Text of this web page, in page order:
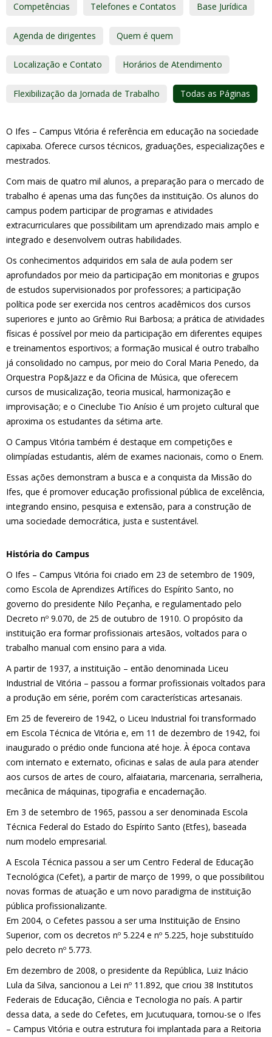
Competências Telefones e Contatos Base Jurídica
Agenda de dirigentes Quem é quem
Localização e Contato Horários de Atendimento
Flexibilização da Jornada de Trabalho Todas as Páginas
O Ifes – Campus Vitória é referência em educação na sociedade
capixaba. Oferece cursos técnicos, graduações, especializações e
mestrados.
Com mais de quatro mil alunos, a preparação para o mercado de
trabalho é apenas uma das funções da instituição. Os alunos do
campus podem participar de programas e atividades
extracurriculares que possibilitam um aprendizado mais amplo e
integrado e desenvolvem outras habilidades.
Os conhecimentos adquiridos em sala de aula podem ser
aprofundados por meio da participação em monitorias e grupos
de estudos supervisionados por professores; a participação
política pode ser exercida nos centros acadêmicos dos cursos
superiores e junto ao Grêmio Rui Barbosa; a prática de atividades
físicas é possível por meio da participação em diferentes equipes
e treinamentos esportivos; a formação musical é outro trabalho
já consolidado no campus, por meio do Coral Maria Penedo, da
Orquestra Pop&Jazz e da Oficina de Música, que oferecem
cursos de musicalização, teoria musical, harmonização e
improvisação; e o Cineclube Tio Anísio é um projeto cultural que
aproxima os estudantes da sétima arte.
O Campus Vitória também é destaque em competições e
olimpíadas estudantis, além de exames nacionais, como o Enem.
Essas ações demonstram a busca e a conquista da Missão do
Ifes, que é promover educação profissional pública de excelência,
integrando ensino, pesquisa e extensão, para a construção de
uma sociedade democrática, justa e sustentável.
História do Campus
O Ifes – Campus Vitória foi criado em 23 de setembro de 1909,
como Escola de Aprendizes Artífices do Espírito Santo, no
governo do presidente Nilo Peçanha, e regulamentado pelo
Decreto nº 9.070, de 25 de outubro de 1910. O propósito da
instituição era formar profissionais artesãos, voltados para o
trabalho manual com ensino para a vida.
A partir de 1937, a instituição – então denominada Liceu
Industrial de Vitória – passou a formar profissionais voltados para
a produção em série, porém com características artesanais.
Em 25 de fevereiro de 1942, o Liceu Industrial foi transformado
em Escola Técnica de Vitória e, em 11 de dezembro de 1942, foi
inaugurado o prédio onde funciona até hoje. À época contava
com internato e externato, oficinas e salas de aula para atender
aos cursos de artes de couro, alfaiataria, marcenaria, serralheria,
mecânica de máquinas, tipografia e encadernação.
Em 3 de setembro de 1965, passou a ser denominada Escola
Técnica Federal do Estado do Espírito Santo (Etfes), baseada
num modelo empresarial.
A Escola Técnica passou a ser um Centro Federal de Educação
Tecnológica (Cefet), a partir de março de 1999, o que possibilitou
novas formas de atuação e um novo paradigma de instituição
pública profissionalizante.
Em 2004, o Cefetes passou a ser uma Instituição de Ensino
Superior, com os decretos nº 5.224 e nº 5.225, hoje substituído
pelo decreto nº 5.773.
Em dezembro de 2008, o presidente da República, Luiz Inácio
Lula da Silva, sancionou a Lei nº 11.892, que criou 38 Institutos
Federais de Educação, Ciência e Tecnologia no país. A partir
dessa data, a sede do Cefetes, em Jucutuquara, tornou-se o Ifes
– Campus Vitória e outra estrutura foi implantada para a Reitoria